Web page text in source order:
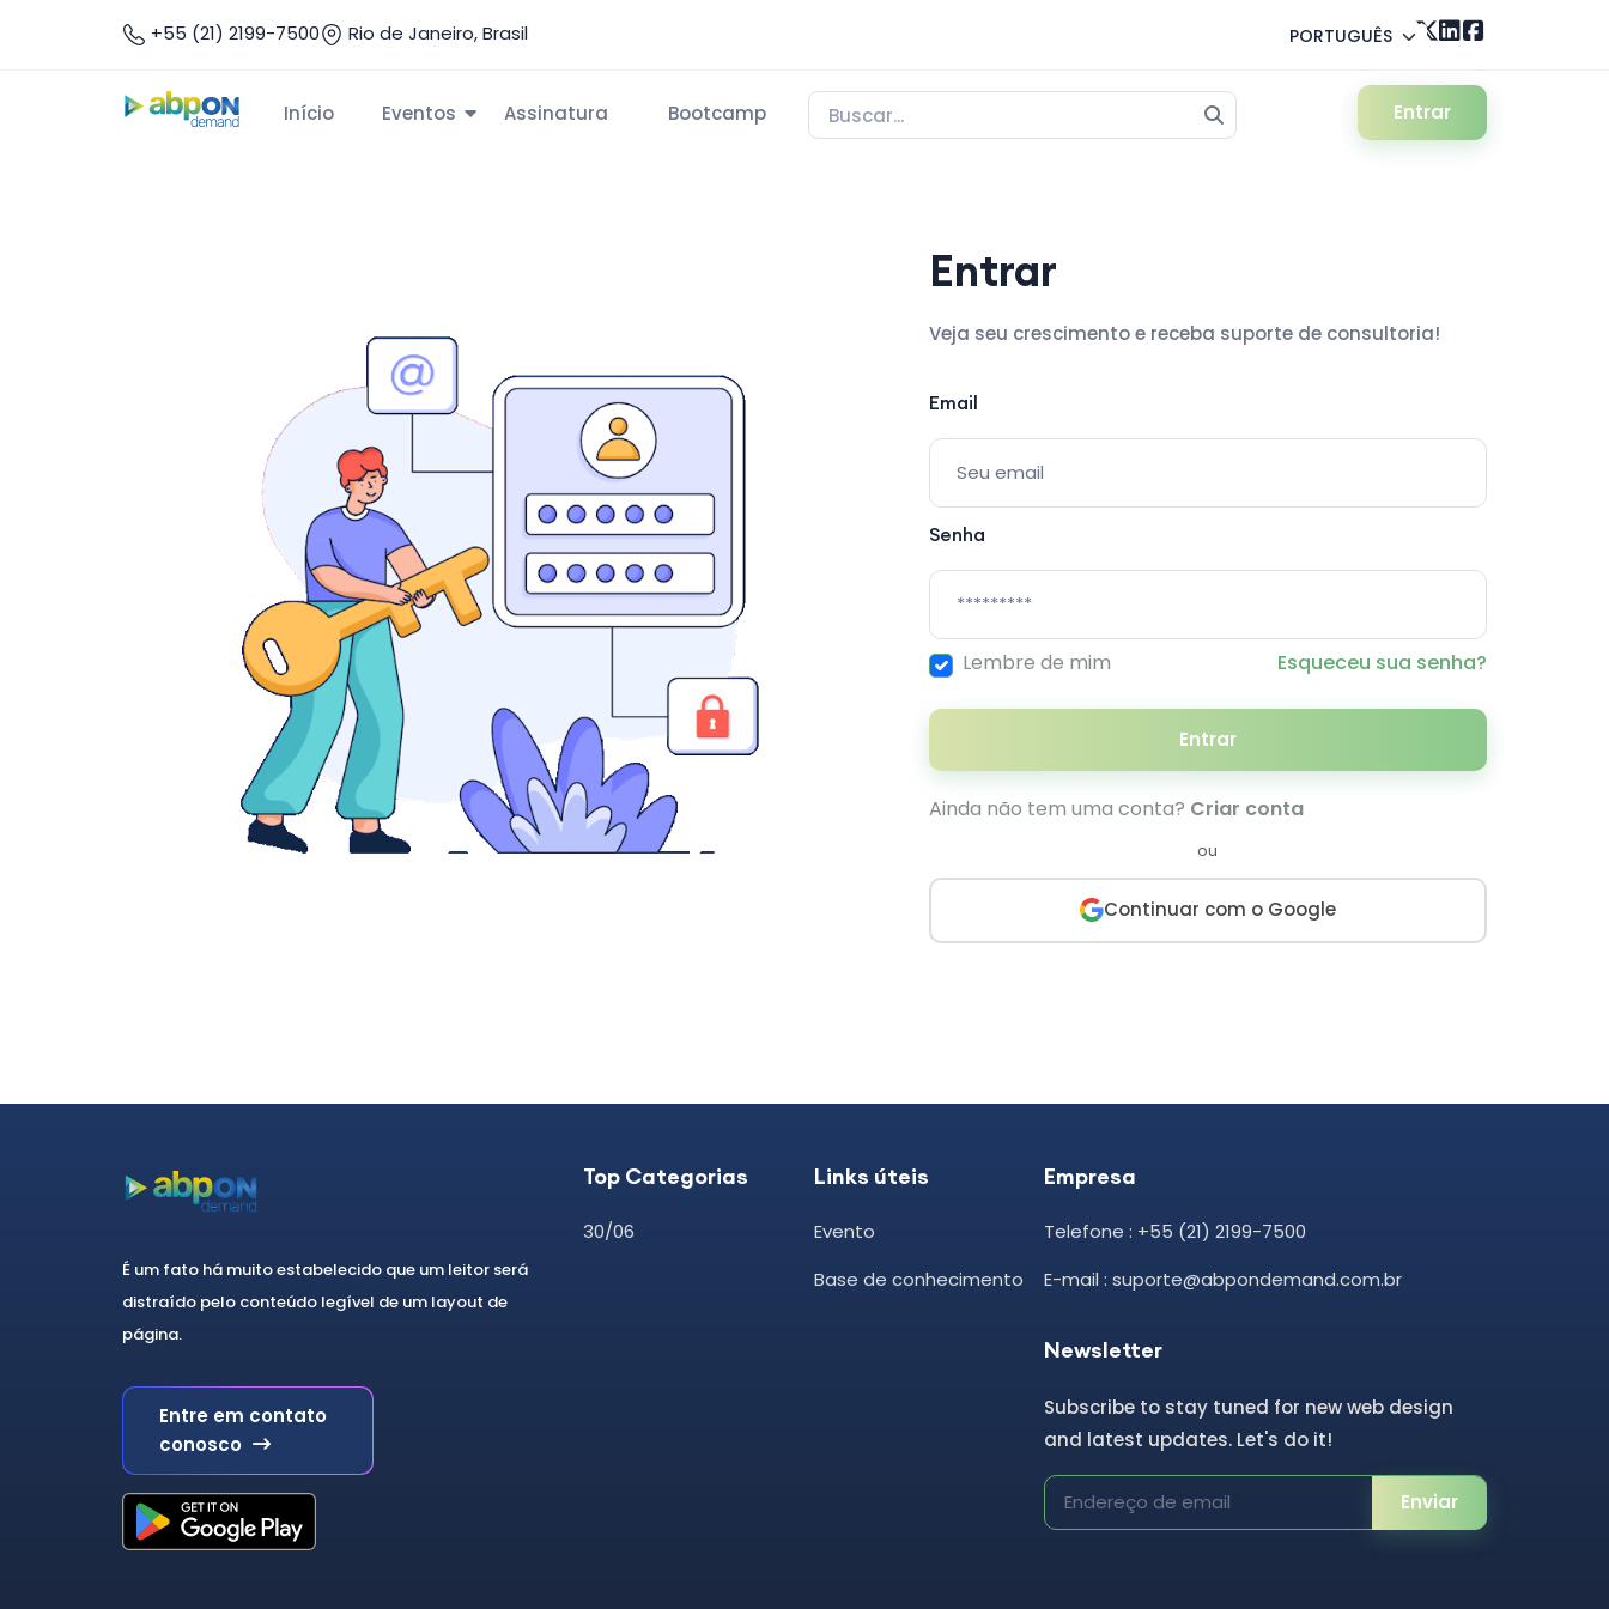
+55 (21) 2199-7500 Rio de Janeiro, Brasil PORTUGUÊS
Início Eventos Assinatura Bootcamp Entrar
Entrar
Veja seu crescimento e receba suporte de consultoria!
Email
Senha
Lembre de mim Esqueceu sua senha?
Entrar
Ainda não tem uma conta? Criar conta
ou
Continuar com o Google
É um fato há muito estabelecido que um leitor será
distraído pelo conteúdo legível de um layout de
página.
Entre em contato
conosco
Top Categorias
30/06
Links úteis
Evento
Base de conhecimento
Empresa
Telefone : +55 (21) 2199-7500
E-mail : suporte@abpondemand.com.br
Newsletter
Subscribe to stay tuned for new web design
and latest updates. Let's do it!
Enviar